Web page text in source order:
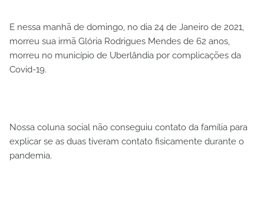
E nessa manhã de domingo, no dia 24 de Janeiro de 2021,
morreu sua irmã Glória Rodrigues Mendes de 62 anos,
morreu no município de Uberlândia por complicações da
Covid-19.
Nossa coluna social não conseguiu contato da família para
explicar se as duas tiveram contato fisicamente durante o
pandemia.